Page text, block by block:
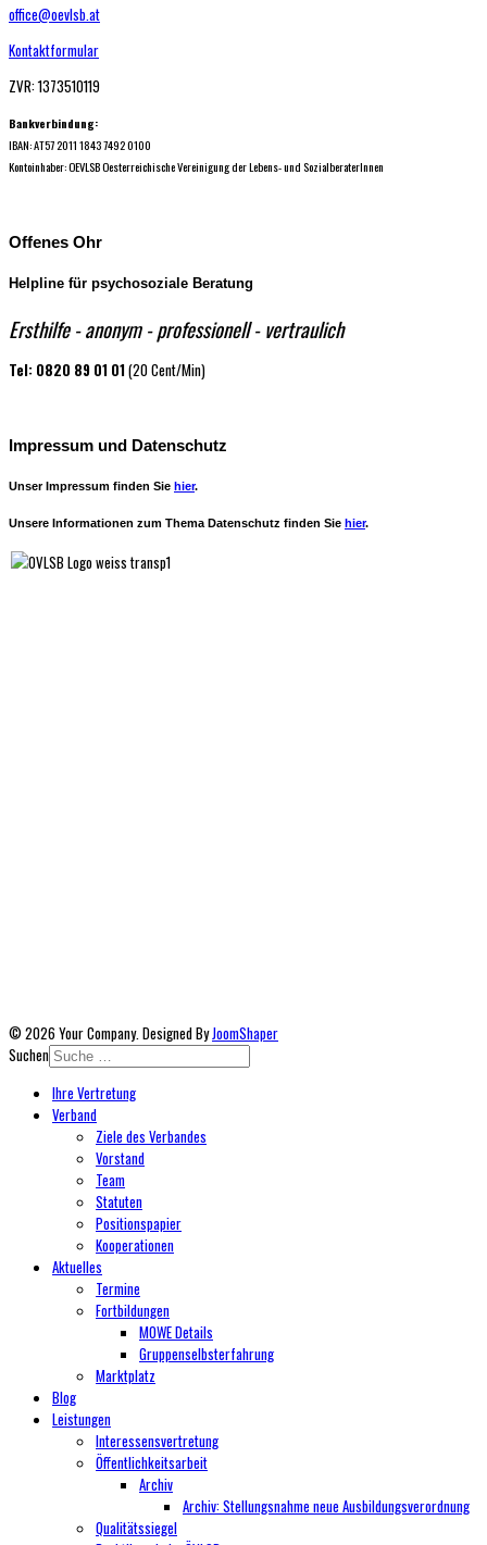
office@oevlsb.at
Kontaktformular
ZVR: 1373510119
Bankverbindung:
IBAN: AT57 2011 1843 7492 0100
Kontoinhaber: OEVLSB Oesterreichische Vereinigung der Lebens- und SozialberaterInnen
Offenes Ohr
Helpline für psychosoziale Beratung
Ersthilfe - anonym - professio​nell - vertraulich
Tel: 0820 89 01 01(20 Cent/Min)
Impressum und Datenschutz
Unser Impressum finden Sie hier.
Unsere Informationen zum Thema Datenschutz finden Sie hier.
© 2026 Your Company. Designed ByJoomShaper
Suchen
Ihre Vertretung
Verband
Ziele des Verbandes
Vorstand
Team
Statuten
Positionspapier
Kooperationen
Aktuelles
Termine
Fortbildungen
MOWE Details
Gruppenselbsterfahrung
Marktplatz
Blog
Leistungen
Interessensvertretung
Öffentlichkeitsarbeit
Archiv
Archiv: Stellungsnahme neue Ausbildungsverordnung
Qualitätssiegel